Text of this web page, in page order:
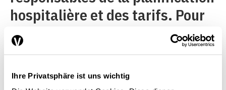
Ihre Privatsphäre ist uns wichtig
hospitalière et des tarifs. Pour
des raisons de politique
régionale et d’emploi, leur
priorité est de remplir «leurs»